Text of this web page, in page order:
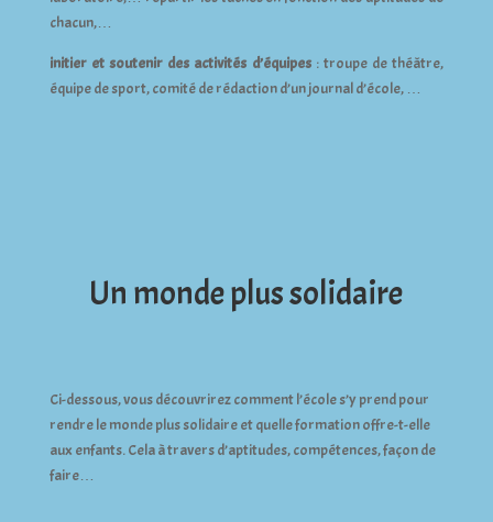
chacun,…
initier et soutenir des activités d’équipes : troupe de théâtre,
équipe de sport, comité de rédaction d’un journal d’école, …
Un monde plus solidaire
Ci-dessous, vous découvrirez comment l’école s’y prend pour
rendre le monde plus solidaire et quelle formation offre-t-elle
aux enfants. Cela à travers d’aptitudes, compétences, façon de
faire…